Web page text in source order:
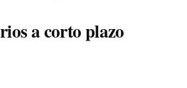
a corto plazo